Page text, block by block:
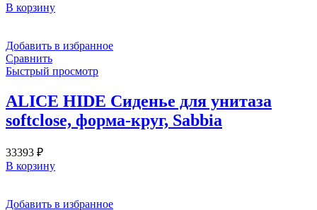
В корзину
Добавить в избранное
Сравнить
Быстрый просмотр
ALICE HIDE Сиденье для унитаза
softclose, форма-круг, Sabbia
33393 ₽
В корзину
Добавить в избранное